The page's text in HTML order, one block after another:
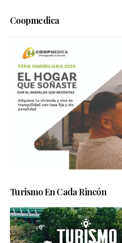
Coopmedica
Turismo En Cada Rincón